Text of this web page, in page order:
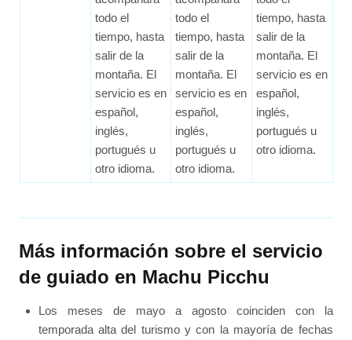
todo el
tiempo, hasta
salir de la
montaña. El
servicio es en
español,
inglés,
portugués u
otro idioma.
todo el
tiempo, hasta
salir de la
montaña. El
servicio es en
español,
inglés,
portugués u
otro idioma.
tiempo, hasta
salir de la
montaña. El
servicio es en
español,
inglés,
portugués u
otro idioma.
Más información sobre el servicio
de guiado en Machu Picchu
Los meses de mayo a agosto coinciden con la
temporada alta del turismo y con la mayoría de fechas